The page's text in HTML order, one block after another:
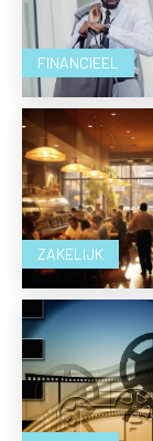
FINANCIEEL
ZAKELIJK